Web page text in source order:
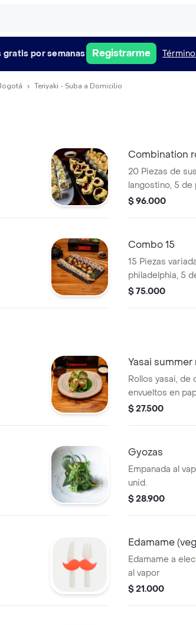
gratis por semanas Registrarme
Teriyaki - Suba a Domicilio
Combination
20 Piezas de sushi , (5
langostino, 5 de
california y 5 de
$ 96.000
Combo 15
15 Piezas
philadelphia, 5
acevichado roll).
$ 75.000
Yasai
Rollos yasai,
envueltos en
vegetales,
$ 27.500
Gyozas
Empanada al
unid.
$ 28.900
Edamame
Edamame a
al vapor
$ 21.000